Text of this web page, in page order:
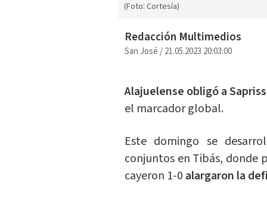
(Foto: Cortesía)
Redacción Multimedios
San José/21.05.2023 20:03:00
Alajuelense obligó a
el marcador global.
Este domingo se
conjuntos en Tibás, donde
cayeron 1-0 alargaron la